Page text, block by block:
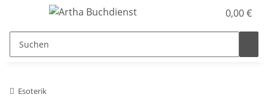
0,00 €
Esoterik